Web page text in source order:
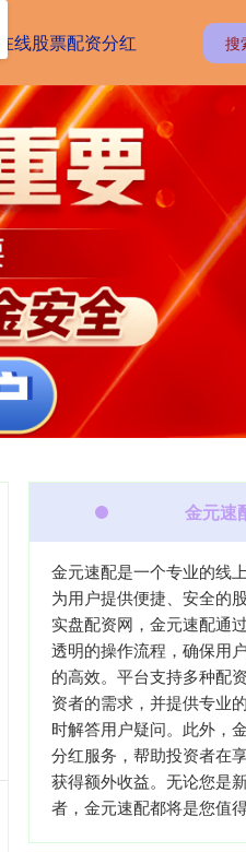
线股票配资分红
金元速
金元速配是一个专业的线
为用户提供便捷、安全的
实盘配资网，金元速配通
透明的操作流程，确保用
的高效。平台支持多种配
资者的需求，并提供专业
时解答用户疑问。此外，
分红服务，帮助投资者在
获得额外收益。无论您是
者，金元速配都将是您值